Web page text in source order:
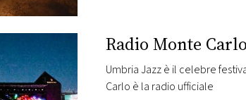
Radio Monte
Umbria Jazz è il celebre
Carlo è la radio ufficiale